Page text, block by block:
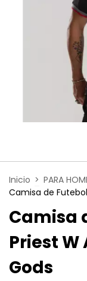
Inicio > PARA
Camisa de
Camisa
Priest W
Gods